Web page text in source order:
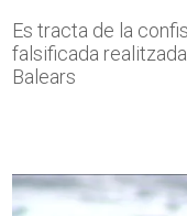
Es tracta de la
falsificada
Balears